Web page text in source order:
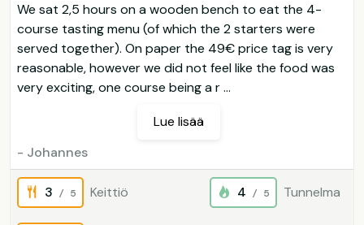
We sat 2,5 hours on a wooden bench to eat the 4-
course tasting menu (of which the 2 starters were
served together). On paper the 49€ price tag is very
reasonable, however we did not feel like the food was
very exciting, one course being a r ...
Lue lisää
- Johannes
3 / 5 Keittiö 4 / 5 Tunnelma